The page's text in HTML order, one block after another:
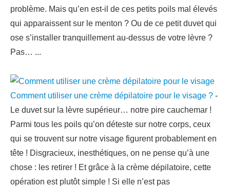
problème. Mais qu’en est-il de ces petits poils mal élevés
qui apparaissent sur le menton ? Ou de ce petit duvet qui
ose s’installer tranquillement au-dessus de votre lèvre ?
Pas… ...
Comment utiliser une crème dépilatoire pour le visage ? -
Le duvet sur la lèvre supérieur… notre pire cauchemar !
Parmi tous les poils qu’on déteste sur notre corps, ceux
qui se trouvent sur notre visage figurent probablement en
tête ! Disgracieux, inesthétiques, on ne pense qu’à une
chose : les retirer ! Et grâce à la crème dépilatoire, cette
opération est plutôt simple ! Si elle n’est pas